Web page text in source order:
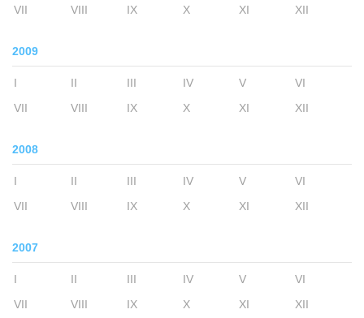
VII
VIII IX X XI XII
2009
I II III IV V
VI
VII
VIII IX X XI XII
2008
I II III IV V
VI
VII
VIII IX X XI XII
2007
I II III IV V
VI
VII
VIII IX X XI XII